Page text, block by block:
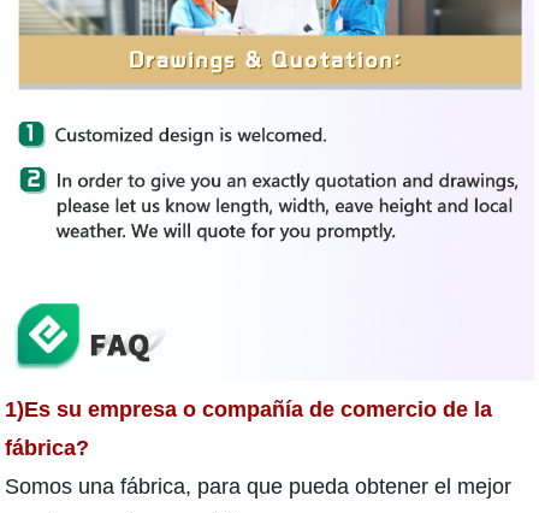
1)Es su empresa o compañía de comercio de la
fábrica?
Somos una fábrica, para que pueda obtener el mejor